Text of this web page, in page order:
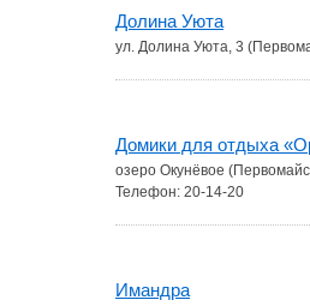
Долина Уюта
ул. Долина Уюта, 3
Домики для отдыха
озеро Окунёвое
Телефон: 20-14-20
Имандра